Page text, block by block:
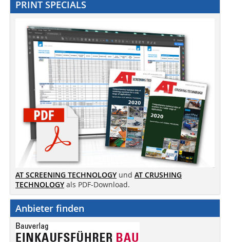
PRINT SPECIALS
AT SCREENING TECHNOLOGY und AT CRUSHING
TECHNOLOGY als PDF-Download.
Anbieter finden